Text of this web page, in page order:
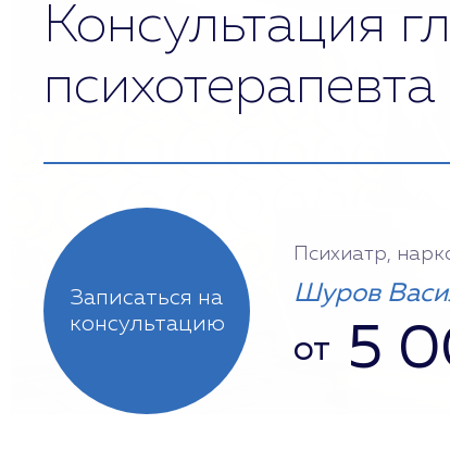
Консультация
психотерапевта
Записаться на
консультацию
Психиатр,
Шуров
от 5